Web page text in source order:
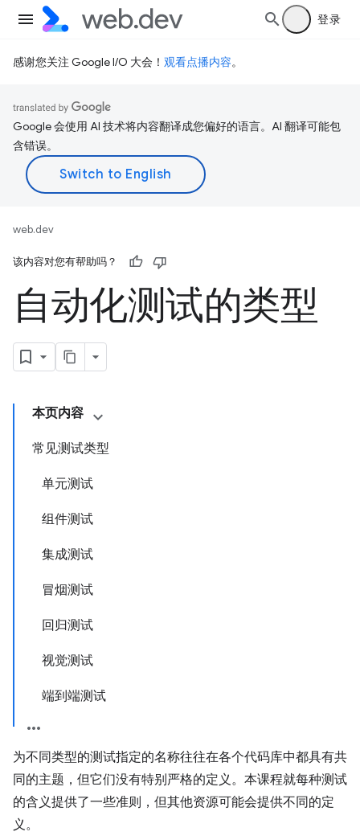
登录
感谢您关注 Google I/O 大会！ 观看点播内容。
Google 会使用 AI 技术将内容翻译成您偏好的语言。AI 翻译可能包
含错误。
web.dev
该内容对您有帮助吗？
自动化测试的类型
本页内容
常见测试类型
单元测试
组件测试
集成测试
冒烟测试
回归测试
视觉测试
端到端测试
为不同类型的测试指定的名称往往在各个代码库中都具有共
同的主题，但它们没有特别严格的定义。本课程就每种测试
的含义提供了一些准则，但其他资源可能会提供不同的定
义。